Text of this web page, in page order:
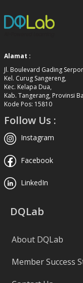
Alamat :
Jl. Boulevard Gading
Kel. Curug Sangereng,
Kec. Kelapa Dua,
Kab. Tangerang, Provinsi
Kode Pos: 15810
Follow Us :
Instagram
Facebook
LinkedIn
DQLab
About DQLab
Member Success